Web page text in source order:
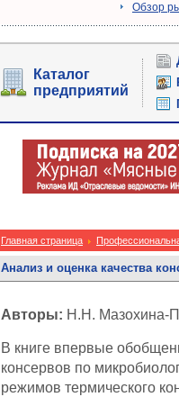
Обзор
Каталог
предприятий
Главная страница
Анализ и оценка качества
Авторы: Н.Н. Мазохина-
В книге впервые
консервов по
режимов термического